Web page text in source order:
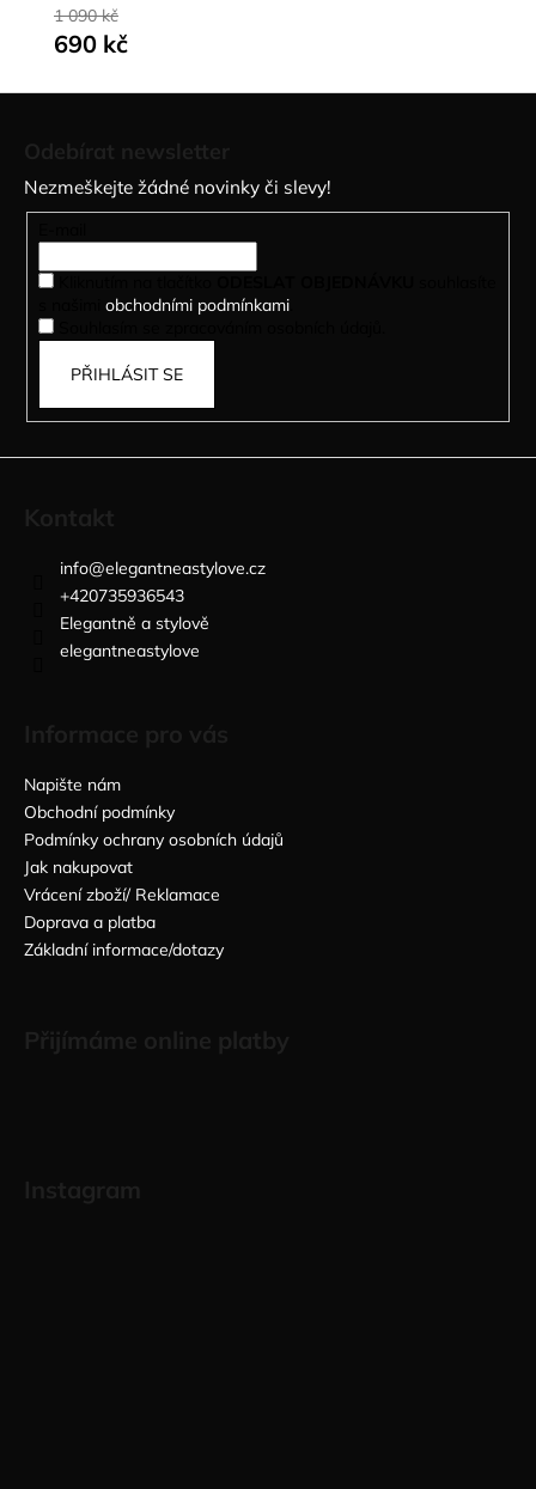
1 090 kč
690 kč
Nezmeškejte žádné novinky či slevy!
obchodními podmínkami.
PŘIHLÁSIT SE
info@elegantneastylove.cz
+420735936543
Elegantně a stylově
elegantneastylove
Napište nám
Obchodní podmínky
Podmínky ochrany osobních údajů
Jak nakupovat
Vrácení zboží/ Reklamace
Doprava a platba
Základní informace/dotazy